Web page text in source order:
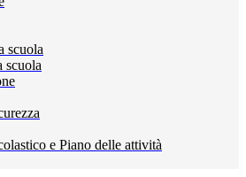
scuola
scuola
e Piano delle attività